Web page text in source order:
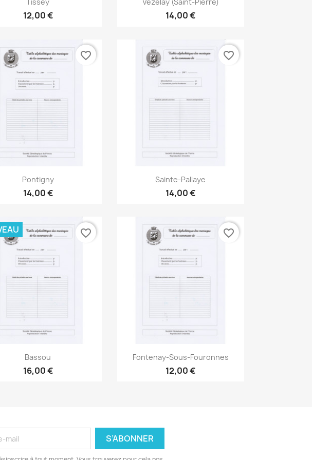
Tissey
12,00 €
Vézelay (Saint-Pierre)
14,00 €
Aperçu rapide
Pontigny
14,00 €
favorite_border
Aperçu rapide
Sainte-Pallaye
14,00 €
favorite_border
Aperçu rapide
Bassou
16,00 €
favorite_border
Aperçu rapide
Fontenay-Sous-Fouronnes
12,00 €
favorite_border